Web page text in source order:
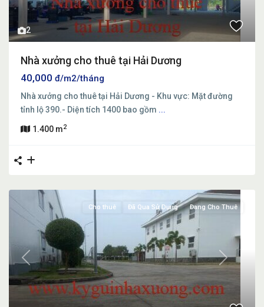
2
Nhà xưởng cho thuê tại Hải Dương
40,000 đ/m2/tháng
Nhà xưởng cho thuê tại Hải Dương - Khu vực: Mặt đường
tỉnh lộ 390.- Diện tích 1400 bao gồm ...
1.400 m2
Previous Next
Cho thuê Đã Qua Sử Dụng Đang Cho Thuê